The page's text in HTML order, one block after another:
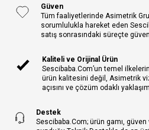
Güven
Tüm faaliyetlerinde Asimetrik
sorumlulukla hareket eden
satış sonrasındaki süreçte
Kaliteli ve Orijinal Ürün
Sescibaba.Com’un temel
ürün kalitesini değil, Asimetrik
açısını ve çözüm odaklı
Destek
Sescibaba.Com; ürün gamı, güven